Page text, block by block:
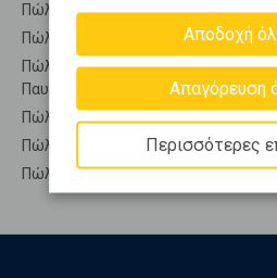
Πώληση Οροφομεζονέτες
Πώληση Ρετιρέ ΜΕΣΣΑΤΙΔΑ -
Πώληση Συγκροτήματα
Παυλόκαστρο
Πώληση Υπόγεια ΜΕΣΣΑΤΙΔΑ -
Πώληση Υπόσκαφα ΜΕΣΣΑΤΙΔΑ -
Πώληση Υπολ. υψουν ΜΕΣΣΑΤΙΔΑ
Αποδοχή
Απαγόρευση
Περισσότερες